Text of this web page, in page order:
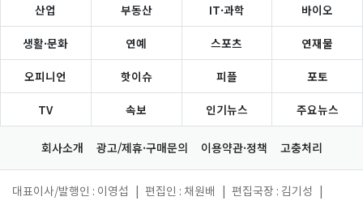
산업 부동산 IT·과학 바이오
생활·문화 연예 스포츠 연재물
오피니언 핫이슈 피플 포토
TV 속보 인기뉴스 주요뉴스
회사소개 광고/제휴·구매문의 이용약관·정책 고충처리
대표이사/발행인 : 이영섭 편집인 : 채원배 편집국장 : 김기성